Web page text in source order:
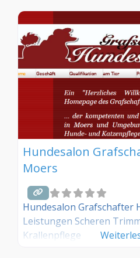
Hundesalon
Moers
Hundesalon Grafschafter
Leistungen Scheren
Krallenpflege